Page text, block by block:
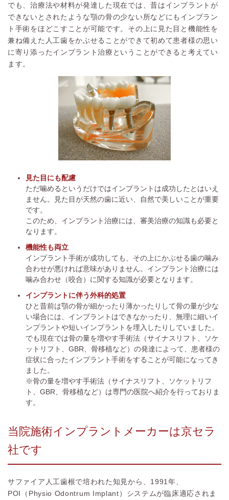
でも、治療法や材料が発達した現在では、昔はインプラントが
できないとされたような顎の骨の少ない所などにもインプラン
ト手術をほどこすことが可能です。その上に見た目と機能性を
兼ね備えた人工歯をかぶせることができて初めて患者様の思い
に寄り添ったインプラント治療ということができると考えてい
ます。
見た目にも配慮
ただ噛めるというだけではインプラントは成功したとはいえ
ません。見た目が天然の歯に近い、自然で美しいことが重要
です。
このため、インプラント治療には、審美治療の知識も必要と
なります。
機能性も両立
インプラント手術が成功しても、その上にかぶせる歯の噛み
合わせが悪ければ意味がありません。インプラント治療には
噛み合わせ（咬合）に関する知識が必要となります。
インプラントに伴う外科的処置
ひと昔前は顎の骨が細かったり薄かったりして骨の量が少な
い場合には、インプラントはできなかったり、無理に細いイ
ンプラントや短いインプラントを埋入したりしていました。
でも現在では骨の量を増やす手術法（サイナスリフト、ソケ
ットリフト、GBR、骨移植など）の発達によって、患者様の
症状に合ったインプラント手術をすることが可能になってき
ました。
※骨の量を増やす手術法（サイナスリフト、ソケットリフ
ト、GBR、骨移植など）は専門の医院へ紹介を行っておりま
す。
当院施術インプラントメーカーは京セラ
社です
サファイア人工歯根で培われた知見から、1991年、
POI（Physio Odontrum Implant）システムが臨床適応されま